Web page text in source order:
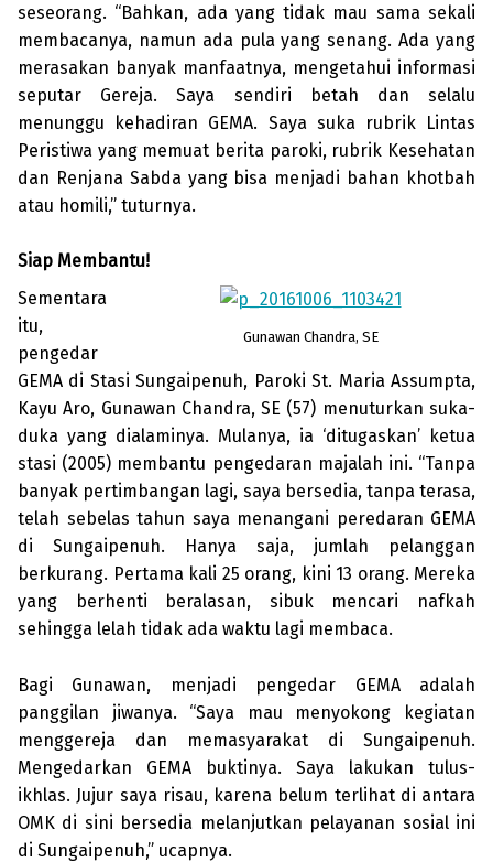
seseorang. “Bahkan, ada yang tidak mau sama sekali
membacanya, namun ada pula yang senang. Ada yang
merasakan banyak manfaatnya, mengetahui informasi
seputar Gereja. Saya sendiri betah dan selalu
menunggu kehadiran GEMA. Saya suka rubrik Lintas
Peristiwa yang memuat berita paroki, rubrik Kesehatan
dan Renjana Sabda yang bisa menjadi bahan khotbah
atau homili,” tuturnya.
Siap Membantu!
Gunawan Chan­dra, SE
Sementara
itu,
pengedar
GEMA di Stasi Sungaipenuh, Paroki St. Maria Assumpta,
Kayu Aro, Gunawan Chan­dra, SE (57) menuturkan suka-
duka yang dialaminya. Mulanya, ia ‘ditugaskan’ ketua
stasi (2005) membantu pengedaran majalah ini. “Tanpa
banyak pertimbangan lagi, saya bersedia, tanpa terasa,
telah sebelas tahun saya menangani peredaran GEMA
di Sungaipenuh. Hanya saja, jumlah pelanggan
berkurang. Pertama kali 25 orang, kini 13 orang. Mereka
yang berhenti beralasan, sibuk mencari nafkah
sehingga lelah tidak ada waktu lagi membaca.
Bagi Gunawan, menjadi pengedar GEMA adalah
panggilan jiwanya. “Saya mau menyokong kegiatan
menggereja dan memasyarakat di Sungaipenuh.
Menge­darkan GEMA buktinya. Saya lakukan tulus-
ikhlas. Jujur saya risau, karena belum terlihat di antara
OMK di sini bersedia melanjutkan pelayanan sosial ini
di Sungaipenuh,” ucapnya.